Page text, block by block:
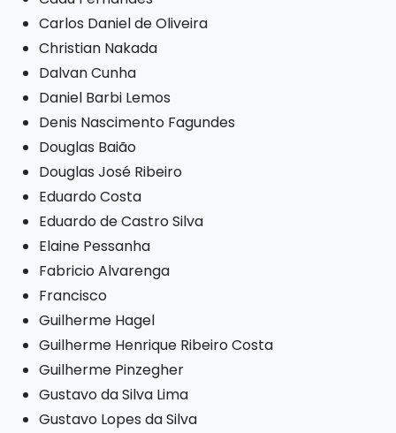
Carlos Daniel de Oliveira
Christian Nakada
Dalvan Cunha
Daniel Barbi Lemos
Denis Nascimento Fagundes
Douglas Baião
Douglas José Ribeiro
Eduardo Costa
Eduardo de Castro Silva
Elaine Pessanha
Fabricio Alvarenga
Francisco
Guilherme Hagel
Guilherme Henrique Ribeiro Costa
Guilherme Pinzegher
Gustavo da Silva Lima
Gustavo Lopes da Silva